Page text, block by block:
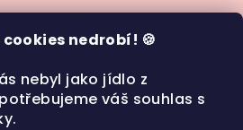
nedrobí! 🍪
nebyl jako jídlo z
váš souhlas s